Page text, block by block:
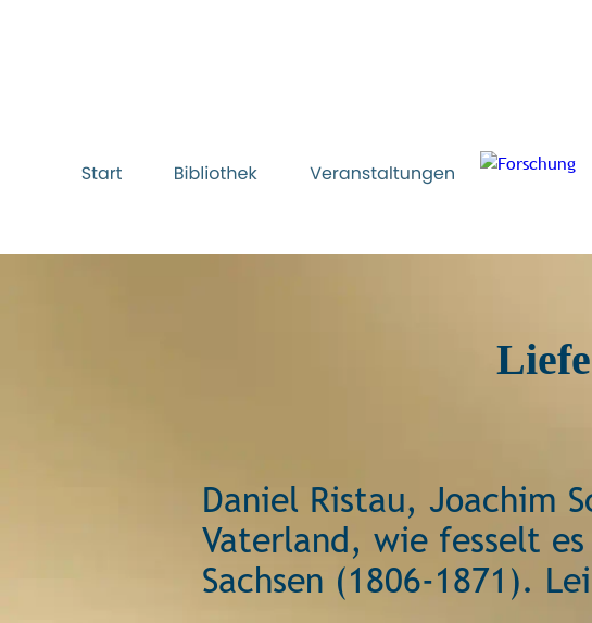
Daniel Ristau, Joachim
Vaterland, wie fesselt
Sachsen (1806-1871).